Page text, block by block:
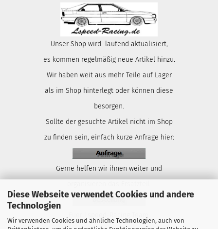
Diese Webseite verwendet Cookies und andere
Technologien
Wir verwenden Cookies und ähnliche Technologien, auch von
Unser Shop wird laufend aktualisiert,
es kommen regelmäßig neue Artikel hinzu.
Wir haben weit aus mehr Teile auf Lager
als im Shop hinterlegt oder können diese
besorgen.
Sollte der gesuchte Artikel nicht im Shop
zu finden sein, einfach kurze Anfrage hier:
Gerne helfen wir ihnen weiter und